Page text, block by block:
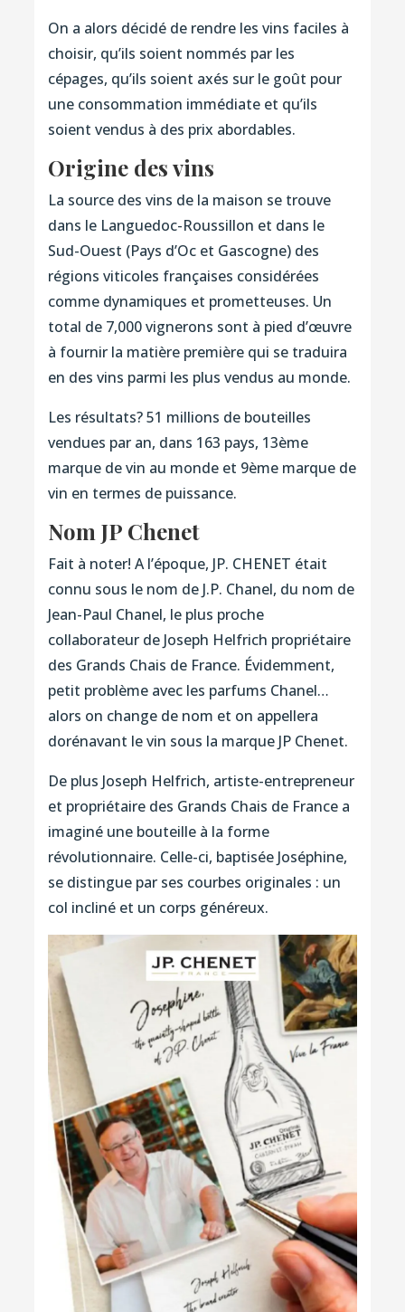
On a alors décidé de rendre les vins faciles à
choisir, qu’ils soient nommés par les
cépages, qu’ils soient axés sur le goût pour
une consommation immédiate et qu’ils
soient vendus à des prix abordables.
Origine des vins
La source des vins de la maison se trouve
dans le Languedoc-Roussillon et dans le
Sud-Ouest (Pays d’Oc et Gascogne) des
régions viticoles françaises considérées
comme dynamiques et prometteuses. Un
total de 7,000 vignerons sont à pied d’œuvre
à fournir la matière première qui se traduira
en des vins parmi les plus vendus au monde.
Les résultats? 51 millions de bouteilles
vendues par an, dans 163 pays, 13ème
marque de vin au monde et 9ème marque de
vin en termes de puissance.
Nom JP Chenet
Fait à noter! A l’époque, JP. CHENET était
connu sous le nom de J.P. Chanel, du nom de
Jean-Paul Chanel, le plus proche
collaborateur de Joseph Helfrich propriétaire
des Grands Chais de France. Évidemment,
petit problème avec les parfums Chanel…
alors on change de nom et on appellera
dorénavant le vin sous la marque JP Chenet.
De plus Joseph Helfrich, artiste-entrepreneur
et propriétaire des Grands Chais de France a
imaginé une bouteille à la forme
révolutionnaire. Celle-ci, baptisée Joséphine,
se distingue par ses courbes originales : un
col incliné et un corps généreux.